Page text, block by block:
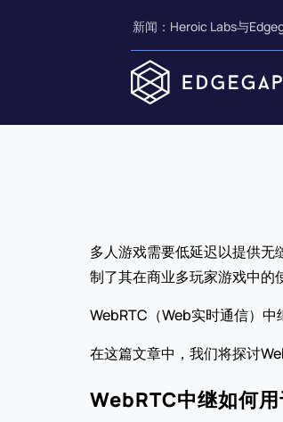
新闻：Heroic Labs与
多人游戏需要低延迟以提供
制了其在商业多玩家游戏中的
WebRTC（Web实时通信）中
在这篇文章中，我们将探讨
WebRTC中继如何